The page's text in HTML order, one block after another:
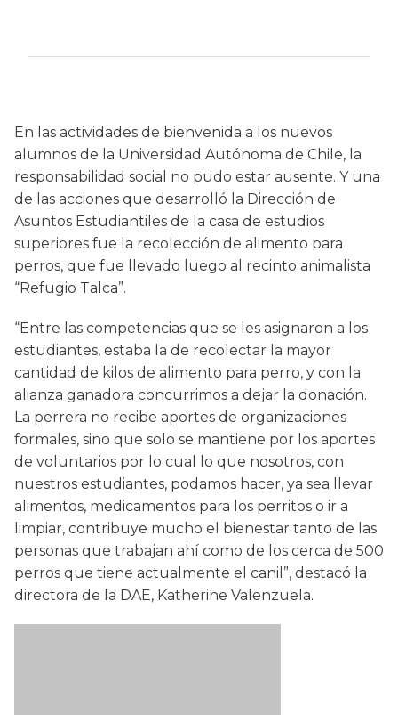
En las actividades de bienvenida a los nuevos
alumnos de la Universidad Autónoma de Chile, la
responsabilidad social no pudo estar ausente. Y una
de las acciones que desarrolló la Dirección de
Asuntos Estudiantiles de la casa de estudios
superiores fue la recolección de alimento para
perros, que fue llevado luego al recinto animalista
“Refugio Talca”.
“Entre las competencias que se les asignaron a los
estudiantes, estaba la de recolectar la mayor
cantidad de kilos de alimento para perro, y con la
alianza ganadora concurrimos a dejar la donación.
La perrera no recibe aportes de organizaciones
formales, sino que solo se mantiene por los aportes
de voluntarios por lo cual lo que nosotros, con
nuestros estudiantes, podamos hacer, ya sea llevar
alimentos, medicamentos para los perritos o ir a
limpiar, contribuye mucho el bienestar tanto de las
personas que trabajan ahí como de los cerca de 500
perros que tiene actualmente el canil”, destacó la
directora de la DAE, Katherine Valenzuela.